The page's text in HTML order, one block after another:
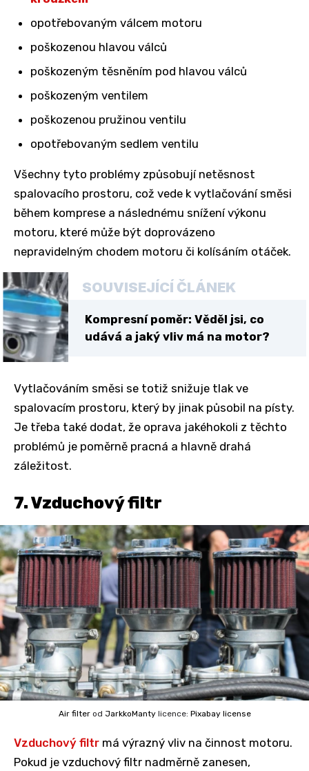
opotřebovaným válcem motoru
poškozenou hlavou válců
poškozeným těsněním pod hlavou válců
poškozeným ventilem
poškozenou pružinou ventilu
opotřebovaným sedlem ventilu
Všechny tyto problémy způsobují netěsnost
spalovacího prostoru, což vede k vytlačování směsi
během komprese a následnému snížení výkonu
motoru, které může být doprovázeno
nepravidelným chodem motoru či kolísáním otáček.
SOUVISEJÍCÍ ČLÁNEK
Kompresní poměr: Věděl jsi, co
udává a jaký vliv má na motor?
Vytlačováním směsi se totiž snižuje tlak ve
spalovacím prostoru, který by jinak působil na písty.
Je třeba také dodat, že oprava jakéhokoli z těchto
problémů je poměrně pracná a hlavně drahá
záležitost.
7. Vzduchový filtr
Air filter od JarkkoManty licence: Pixabay license
Vzduchový filtr má výrazný vliv na činnost motoru.
Pokud je vzduchový filtr nadměrně zanesen,